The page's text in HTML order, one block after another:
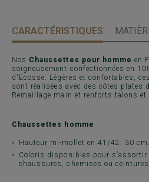
CARACTÉRISTIQUES
Nos Chaussettes pour homme en
soigneusement confectionnées en
d'Ecosse. Légères et confortables,
sont réalisées avec des côtes plates
Remaillage main et renforts talons et
Chaussettes homme
Hauteur mi-mollet en 41/42: 30 cm.
Coloris disponibles pour s’assortir
chaussures, chemises ou ceintures